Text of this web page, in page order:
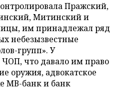
Пражский,
Митинский и
им принадлежал ряд
небезызвестные
групп». У
что давало им право
оружия, адвокатское
МВ-банк и банк